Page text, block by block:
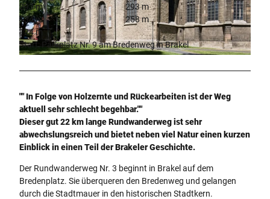
lmut Don |CC-BY-SA
293 m
293 m
134 m
258 m
124 m
Start: Parkplatz Nr. 9 am Bredenweg in Brakel
"" In Folge von Holzernte und Rückearbeiten ist der Weg
aktuell sehr schlecht begehbar.""
Dieser gut 22 km lange Rundwanderweg ist sehr
abwechslungsreich und bietet neben viel Natur einen kurzen
Einblick in einen Teil der Brakeler Geschichte.
Der Rundwanderweg Nr. 3 beginnt in Brakel auf dem
Bredenplatz. Sie überqueren den Bredenweg und gelangen
durch die Stadtmauer in den historischen Stadtkern.